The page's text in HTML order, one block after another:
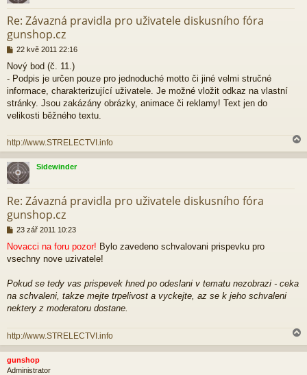
Re: Závazná pravidla pro uživatele diskusního fóra
gunshop.cz
P
í
s
p
ě
v
e
22 kvě 2011 22:16
Nový bod (č. 11.)
- Podpis je určen pouze pro jednoduché motto či jiné velmi stručné
informace, charakterizující uživatele. Je možné vložit odkaz na vlastní
stránky. Jsou zakázány obrázky, animace či reklamy! Text jen do
velikosti běžného textu.
http://www.STRELECTVI.info
a
h
Sidewinder
Re: Závazná pravidla pro uživatele diskusního fóra
gunshop.cz
P
í
s
ě
e
k
23 zář 2011 10:23
Novacci na foru pozor! Bylo zavedeno schvalovani prispevku pro
vsechny nove uzivatele!
Pokud se tedy vas prispevek hned po odeslani v tematu nezobrazi - ceka
na schvaleni, takze mejte trpelivost a vyckejte, az se k jeho schvaleni
nektery z moderatoru dostane.
http://www.STRELECTVI.info
a
h
gunshop
Administrator